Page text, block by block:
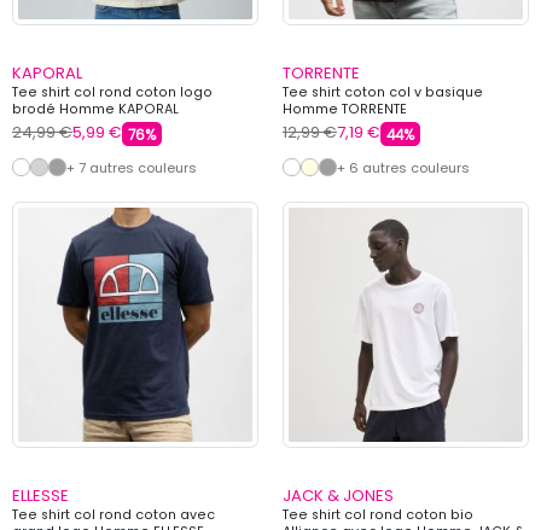
KAPORAL
Tee shirt col rond coton logo
brodé Homme KAPORAL
24,99 €5,99 € 76%
+ 7 autres couleurs
TORRENTE
Tee shirt coton col v basique
Homme TORRENTE
12,99 €7,19 € 44%
+ 6 autres couleurs
ELLESSE
Tee shirt col rond coton avec
JACK & JONES
Tee shirt col rond coton bio